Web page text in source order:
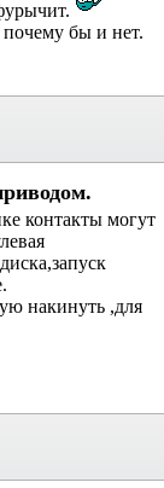
бы и нет.
контакты могут
запуск
накинуть ,для